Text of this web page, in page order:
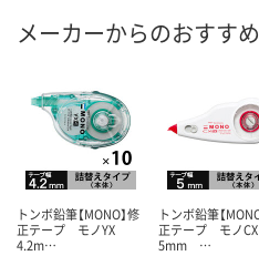
メーカーからのおすす
トンボ鉛筆【MONO】修
正テープ モノYX
4.2m…
トンボ鉛筆【
正テープ モノ
5mm …